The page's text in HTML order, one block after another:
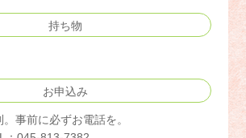
持ち物
お申込み
事前に必ずお電話を。